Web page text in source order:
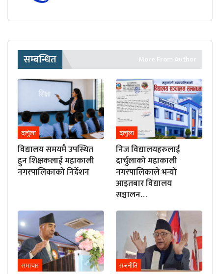
सम्बन्धित More From Author
दार्चुला
विद्यालय समयमै उपस्थित
हुन शिक्षकलाई महाकाली
नगरपालिकाको निर्देशन
दार्चुला
निज विद्यालयहरुलाई
दार्चुलाको महाकाली
नगरपालिकाले भन्यो
आइतबार विद्यालय
सञ्चालन…
समाचार राजनीति